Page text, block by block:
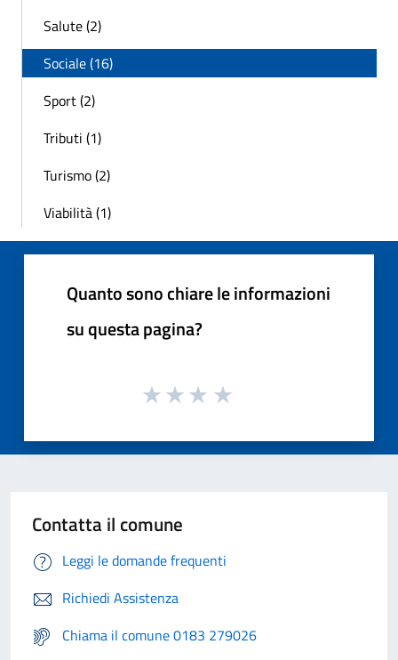
Salute (2)
Sociale (16)
Sport (2)
Tributi (1)
Turismo (2)
Viabilità (1)
Quanto sono chiare le informazioni
su questa pagina?
Contatta il comune
Leggi le domande frequenti
Richiedi Assistenza
Chiama il comune 0183 279026